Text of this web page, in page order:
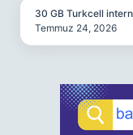
30 GB Turkcell
Temmuz 24, 2026